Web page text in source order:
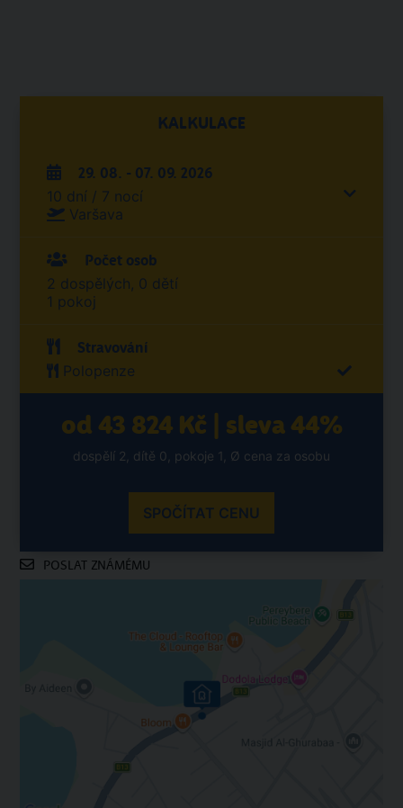
KALKULACE
29. 08. - 07. 09. 2026
10 dní / 7 nocí
Varšava
Počet osob
2 dospělých, 0 dětí
1 pokoj
Stravování
Polopenze
od 43 824 Kč | sleva 44%
dospělí 2, dítě 0, pokoje 1, Ø cena za osobu
SPOČÍTAT CENU
POSLAT ZNÁMÉMU